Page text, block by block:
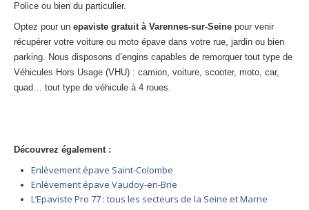
Police ou bien du particulier.
Optez pour un epaviste gratuit à Varennes-sur-Seine pour venir
récupérer votre voiture ou moto épave dans votre rue, jardin ou bien
parking. Nous disposons d’engins capables de remorquer tout type de
Véhicules Hors Usage (VHU) : camion, voiture, scooter, moto, car,
quad… tout type de véhicule à 4 roues.
Découvrez également :
Enlèvement épave Saint-Colombe
Enlèvement épave Vaudoy-en-Brie
L’Epaviste Pro 77 : tous les secteurs de la Seine et Marne